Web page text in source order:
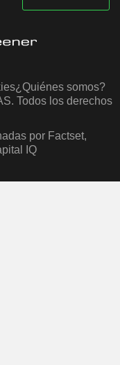
¿Quiénes somos?
Todos los derechos
por Factset,
IQ